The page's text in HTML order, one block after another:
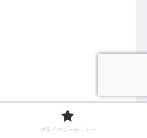
プライバシーポリシー